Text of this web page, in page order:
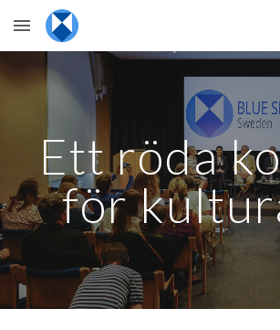
Skip to main content
Ett röda
för